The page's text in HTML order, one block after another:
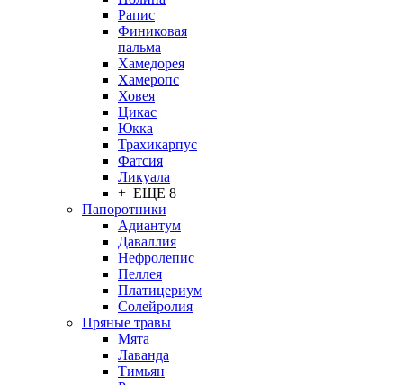
Рапис
Финиковая
пальма
Хамедорея
Хамеропс
Ховея
Цикас
Юкка
Трахикарпус
Фатсия
Ликуала
+ ЕЩЕ 8
Папоротники
Адиантум
Даваллия
Нефролепис
Пеллея
Платицериум
Солейролия
Пряные травы
Мята
Лаванда
Тимьян